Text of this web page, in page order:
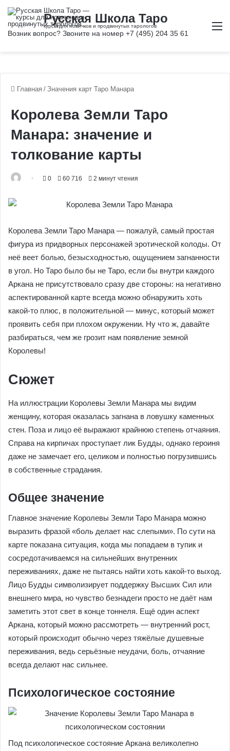
Главная / Значения карт Таро Манара
Королева Земли Таро
Манара: значение и
толкование карты
0 60 716 2 минут чтения
Королева Земли Таро Манара — пожалуй, самый простая
фигура из придворных персонажей эротической колоды. От
неё веет болью, безысходностью, ощущением загнанности
в угол. Но Таро было бы не Таро, если бы внутри каждого
Аркана не присутствовало сразу две стороны: на негативно
аспектированной карте всегда можно обнаружить хоть
какой-то плюс, в положительной — минус, который может
проявить себя при плохом окружении. Ну что ж, давайте
разбираться, чем же грозит нам появление земной
Королевы!
Сюжет
На иллюстрации Королевы Земли Манара мы видим
женщину, которая оказалась загнана в ловушку каменных
стен. Поза и лицо её выражают крайнюю степень отчаяния.
Справа на кирпичах проступает лик Будды, однако героиня
даже не замечает его, целиком и полностью погрузившись
в собственные страдания.
Общее значение
Главное значение Королевы Земли Таро Манара можно
выразить фразой «боль делает нас слепыми». По сути на
карте показана ситуация, когда мы попадаем в тупик и
сосредотачиваемся на сильнейших внутренних
переживаниях, даже не пытаясь найти хоть какой-то выход.
Лицо Будды символизирует поддержку Высших Сил или
внешнего мира, но чувство безнадеги просто не даёт нам
заметить этот свет в конце тоннеля. Ещё один аспект
Аркана, который можно рассмотреть — внутренний рост,
который происходит обычно через тяжёлые душевные
переживания, ведь серьёзные неудачи, боль, отчаяние
всегда делают нас сильнее.
Психологическое состояние
Под психологическое состояние Аркана великолепно